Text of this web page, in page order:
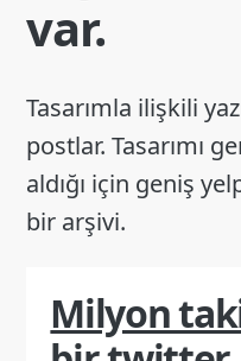
var.
Tasarımla ilişkili
postlar. Tasarımı
aldığı için geniş
bir arşivi.
Milyon